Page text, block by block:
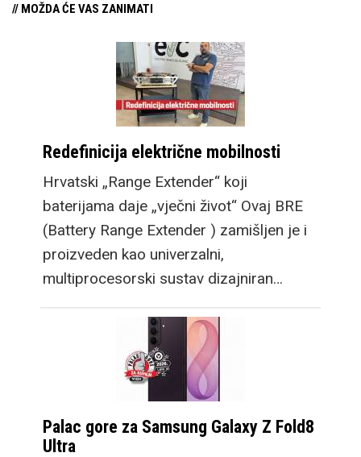
// MOŽDA ĆE VAS ZANIMATI
Redefinicija električne mobilnosti
Hrvatski „Range Extender“ koji
baterijama daje „vječni život“ Ovaj BRE
(Battery Range Extender ) zamišljen je i
proizveden kao univerzalni,
multiprocesorski sustav dizajniran…
Palac gore za Samsung Galaxy Z Fold8
Ultra